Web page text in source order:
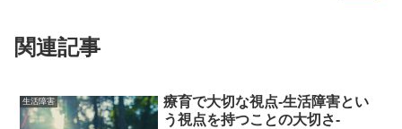
関連記事
生活障害
療育で大切な視点-生活障害とい
う視点を持つことの大切さ-